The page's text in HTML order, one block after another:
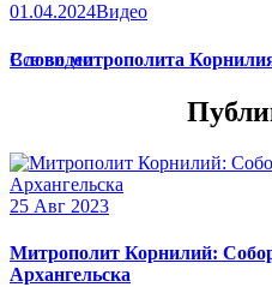
01.04.2024Видео
Слово митрополита
Все видео
25 Авг 2023
Митрополит Корнилий:
Архангельска